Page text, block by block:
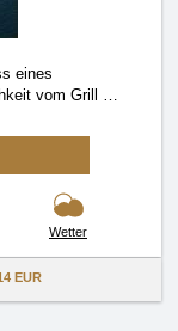
eines
vom Grill …
Wetter
EUR